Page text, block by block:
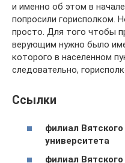
и именно об этом в
попросили горисполком.
просто. Для того чтобы
верующим нужно было
которого в населенном
следовательно,
Ссылки
филиал
университета
филиал